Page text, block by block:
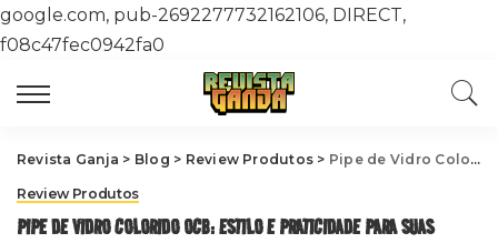
google.com, pub-2692277732162106, DIRECT,
f08c47fec0942fa0
Revista Ganja > Blog > Review Produtos > Pipe de Vidro Colorido OCB: Estilo e Praticidade para suas Sessions 420
Review Produtos
PIPE DE VIDRO COLORIDO OCB: ESTILO E PRATICIDADE PARA SUAS